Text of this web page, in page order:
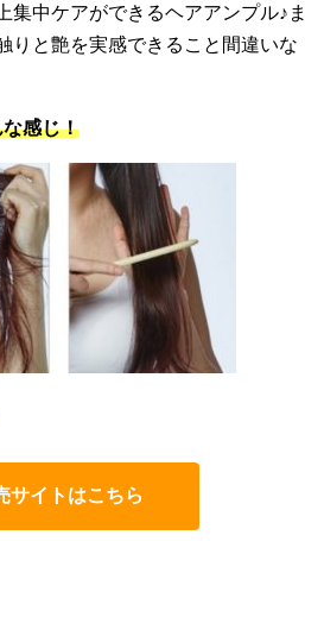
集中ケアができるヘアアンプル♪ま
りと艶を実感できること間違いな
感じ！
サイトはこちら